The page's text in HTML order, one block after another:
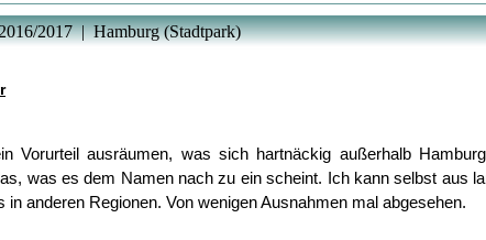
2017 | Hamburg (Stadtpark)
Vorurteil ausräumen, was sich hartnäckig außerhalb
was es dem Namen nach zu ein scheint. Ich kann selbst aus
anderen Regionen. Von wenigen Ausnahmen mal abgesehen.